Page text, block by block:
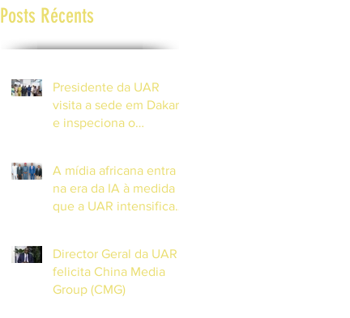
Posts Récents
Presidente da UAR
visita a sede em Dakar
e inspeciona o
DiamniadioO
Presidente da União
Africana de
Jean-Martial Adou,
realizou uma visita
A mídia africana entra
na era da IA à medida
que a UAR intensifica
continental de
Inteligência Artificial.
Director Geral da UAR
felicita China Media
Group (CMG)